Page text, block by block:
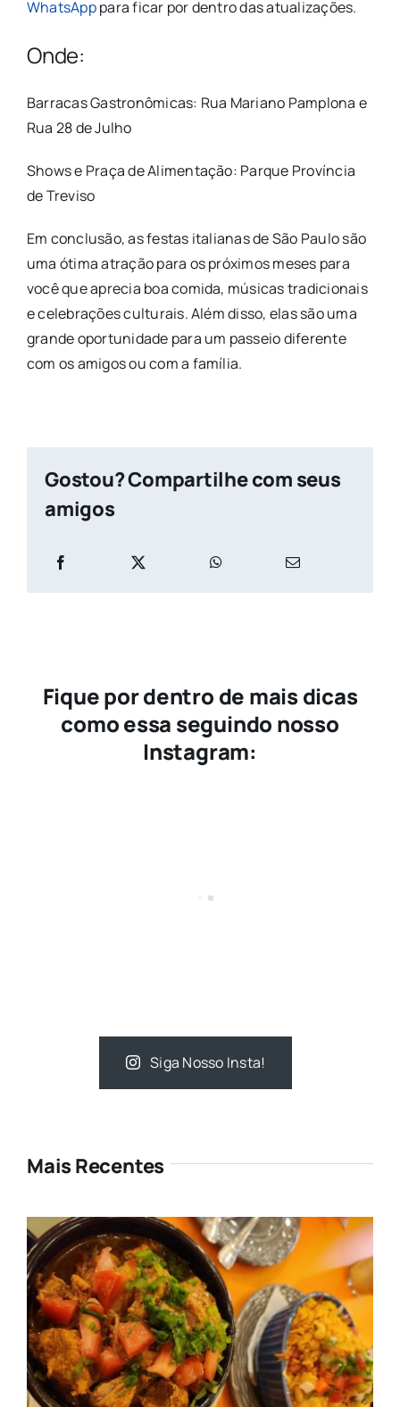
WhatsApppara ficar por dentro das atualizações.
Onde:
Barracas Gastronômicas: Rua Mariano Pamplona e
Rua 28 de Julho
Shows e Praça de Alimentação: Parque Província
de Treviso
Em conclusão, as festas italianas de São Paulo são
uma ótima atração para os próximos meses para
você que aprecia boa comida, músicas tradicionais
e celebrações culturais. Além disso, elas são uma
grande oportunidade para um passeio diferente
com os amigos ou com a família.
Gostou? Compartilhe com seus
amigos
Fique por dentro de mais dicas
como essa seguindo nosso
Instagram:
Siga Nosso Insta!
Mais Recentes